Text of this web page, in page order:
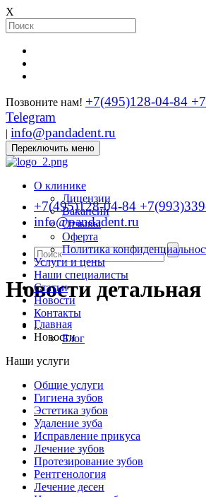
X
Позвоните нам! +7(495)128-04-84
Telegram
| info@pandadent.ru
Переключить меню
О клинике
Лицензии
Вакансии
Отзывы
Оферта
Политика
Услуги и цены
Наши специалисты
Статьи
Новости
Контакты
...
Блог
+7(495)128-04-84
info@pandadent.ru
Новости
Главная
Новости
Наши услуги
Общие услуги
Гигиена зубов
Эстетика зубов
Удаление зуба
Исправление прикуса
Лечение зубов
Протезирование зубов
Рентгенология
Лечение десен